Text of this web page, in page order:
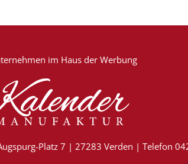
im Haus der Werbung
Platz 7 | 27283 Verden | Telefon